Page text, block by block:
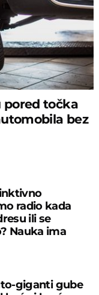
pored točka
bez
radio kada
ili se
Nauka ima
giganti gube